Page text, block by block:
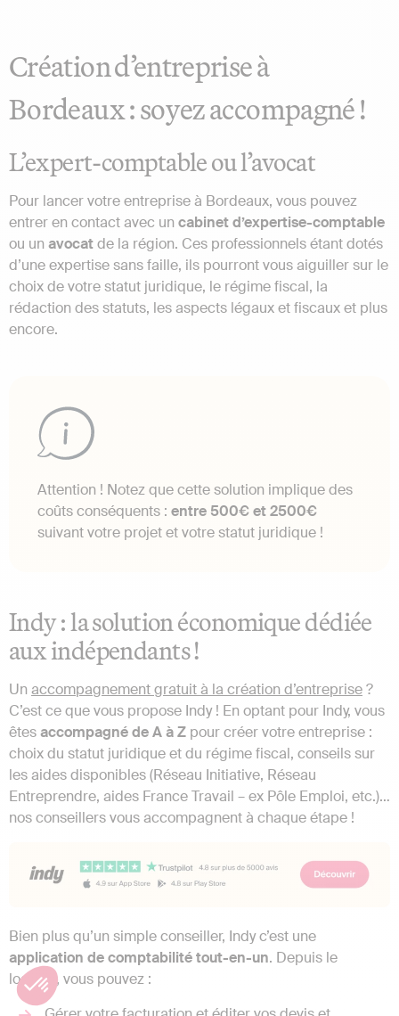
Création d’entreprise à
Bordeaux : soyez accompagné !
L’expert-comptable ou l’avocat
Pour lancer votre entreprise à Bordeaux, vous pouvez
entrer en contact avec un cabinet d’expertise-comptable
ou un avocatde la région. Ces professionnels étant dotés
d’une expertise sans faille, ils pourront vous aiguiller sur le
choix de votre statut juridique, le régime fiscal, la
rédaction des statuts, les aspects légaux et fiscaux et plus
encore.
Attention ! Notez que cette solution implique des
coûts conséquents : entre 500€ et 2500€
suivant votre projet et votre statut juridique !
Indy : la solution économique dédiée
aux indépendants !
Un accompagnement gratuit à la création d’entreprise?
C’est ce que vous propose Indy ! En optant pour Indy, vous
êtesaccompagné de A à Z pour créer votre entreprise :
choix du statut juridique et du régime fiscal, conseils sur
les aides disponibles (Réseau Initiative, Réseau
Entreprendre, aides France Travail – ex Pôle Emploi, etc.)…
nos conseillers vous accompagnent à chaque étape !
Bien plus qu’un simple conseiller, Indy c’est une
application de comptabilité tout-en-un. Depuis le
logiciel, vous pouvez :